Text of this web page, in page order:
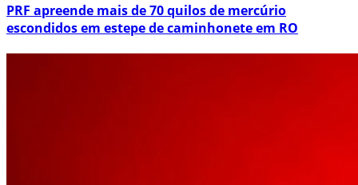
PRF apreende mais de 70 quilos de mercúrio
escondidos em estepe de caminhonete em RO